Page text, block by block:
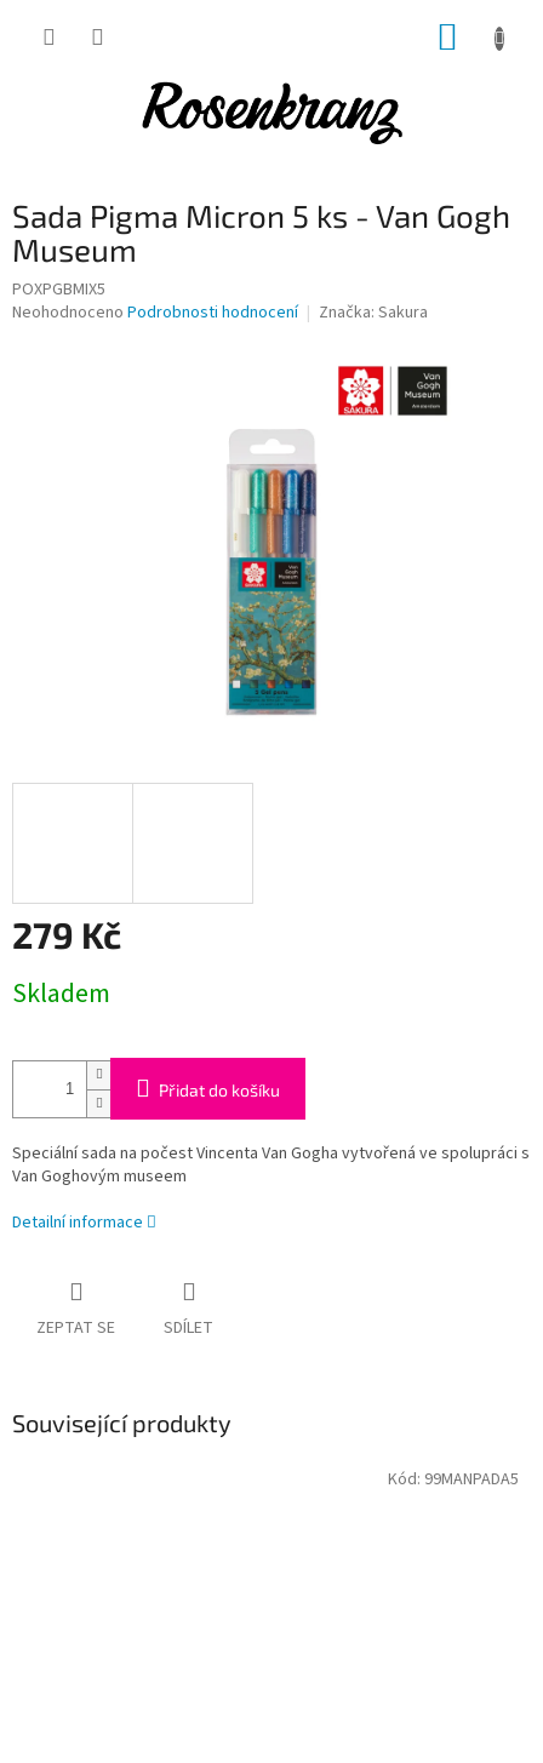
Sada Pigma Micron 5 ks - Van Gogh
Museum
POXPGBMIX5
Průměrné
Neohodnoceno Podrobnosti hodnocení Značka: Sakura
279 Kč
cena:
Skladem
Přidat do košíku
Speciální sada na počest Vincenta Van Gogha vytvořená ve spolupráci s
Van Goghovým museem
Detailní informace
ZEPTAT SE SDÍLET
Související produkty
Kód: 99MANPADA5